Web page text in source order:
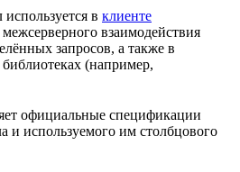
в клиенте
межсерверного взаимодействия
запросов, а также в
(например,
официальные спецификации
и используемого им столбцового